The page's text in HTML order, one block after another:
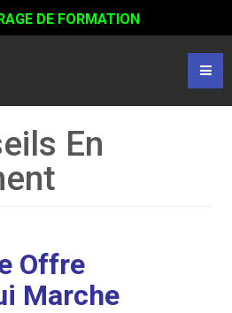
DE FORMATION
DE CAMIONS...CLIQUER POUR
En
Offre
Marche